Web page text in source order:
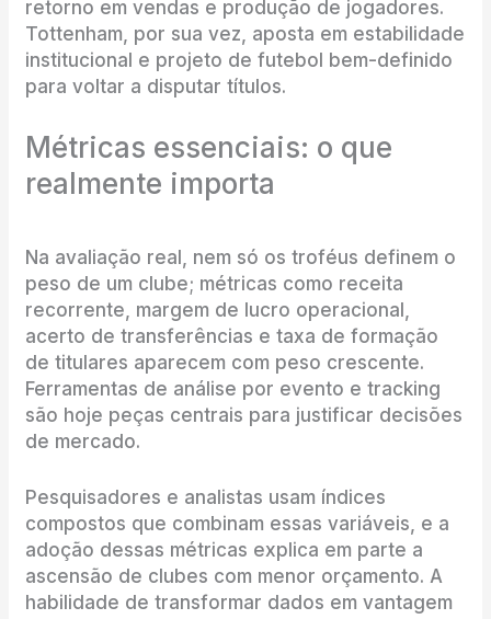
retorno em vendas e produção de jogadores.
Tottenham, por sua vez, aposta em estabilidade
institucional e projeto de futebol bem-definido
para voltar a disputar títulos.
Métricas essenciais: o que
realmente importa
Na avaliação real, nem só os troféus definem o
peso de um clube; métricas como receita
recorrente, margem de lucro operacional,
acerto de transferências e taxa de formação
de titulares aparecem com peso crescente.
Ferramentas de análise por evento e tracking
são hoje peças centrais para justificar decisões
de mercado.
Pesquisadores e analistas usam índices
compostos que combinam essas variáveis, e a
adoção dessas métricas explica em parte a
ascensão de clubes com menor orçamento. A
habilidade de transformar dados em vantagem